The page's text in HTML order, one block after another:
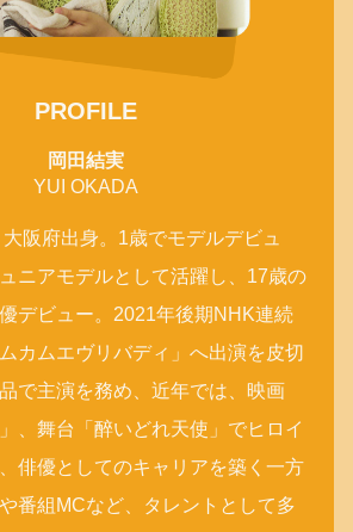
PROFILE
岡田結実
YUI OKADA
阪府出身。1歳でモデルデビュ
ニアモデルとして活躍し、17歳の
デビュー。2021年後期NHK連続
カムエヴリバディ」へ出演を皮切
で主演を務め、近年では、映画
、舞台「醉いどれ天使」でヒロイ
俳優としてのキャリアを築く一方
番組MCなど、タレントとして多